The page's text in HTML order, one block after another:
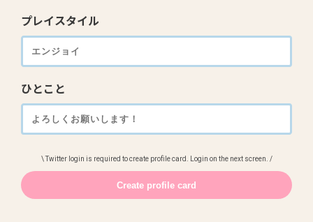
プレイスタイル
ひとこと
\ Twitter login is required to create profile card. Login on the next screen. /